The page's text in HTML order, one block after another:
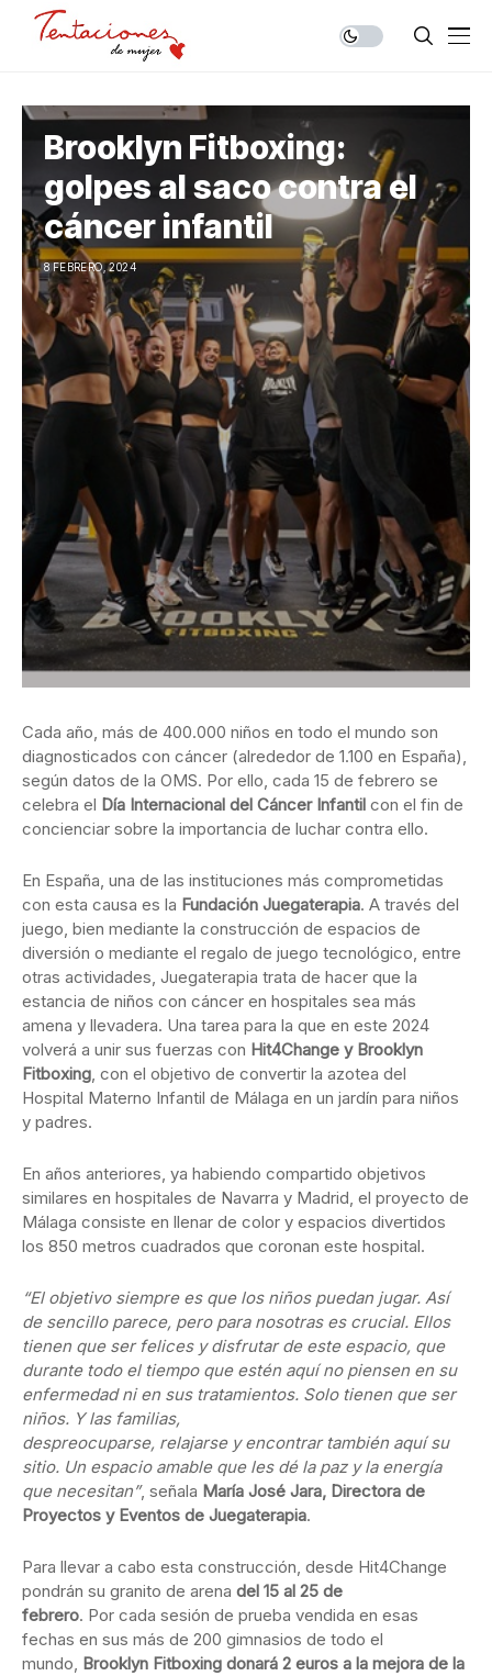
Brooklyn Fitboxing:
golpes al saco contra el
cáncer infantil
8 FEBRERO, 2024
Cada año, más de 400.000 niños en todo el mundo son
diagnosticados con cáncer (alrededor de 1.100 en España),
según datos de la OMS. Por ello, cada 15 de febrero se
celebra el Día Internacional del Cáncer Infantil con el fin de
concienciar sobre la importancia de luchar contra ello.
En España, una de las instituciones más comprometidas
con esta causa es la Fundación Juegaterapia. A través del
juego, bien mediante la construcción de espacios de
diversión o mediante el regalo de juego tecnológico, entre
otras actividades, Juegaterapia trata de hacer que la
estancia de niños con cáncer en hospitales sea más
amena y llevadera. Una tarea para la que en este 2024
volverá a unir sus fuerzas con Hit4Change y Brooklyn
Fitboxing, con el objetivo de convertir la azotea del
Hospital Materno Infantil de Málaga en un jardín para niños
y padres.
En años anteriores, ya habiendo compartido objetivos
similares en hospitales de Navarra y Madrid, el proyecto de
Málaga consiste en llenar de color y espacios divertidos
los 850 metros cuadrados que coronan este hospital.
“El objetivo siempre es que los niños puedan jugar. Así
de sencillo parece, pero para nosotras es crucial. Ellos
tienen que ser felices y disfrutar de este espacio, que
durante todo el tiempo que estén aquí no piensen en su
enfermedad ni en sus tratamientos. Solo tienen que ser
niños. Y las familias,
despreocuparse, relajarse y encontrar también aquí su
sitio. Un espacio amable que les dé la paz y la energía
que necesitan”, señala María José Jara, Directora de
Proyectos y Eventos de Juegaterapia.
Para llevar a cabo esta construcción, desde Hit4Change
pondrán su granito de arena del 15 al 25 de
febrero. Por cada sesión de prueba vendida en esas
fechas en sus más de 200 gimnasios de todo el
mundo, Brooklyn Fitboxing donará 2 euros a la mejora de la